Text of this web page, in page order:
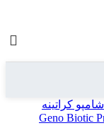
شامپو کراتینه